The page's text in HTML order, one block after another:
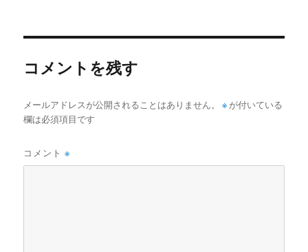
コメントを残す
メールアドレスが公開されることはありません。 ※ が付いている
欄は必須項目です
コメント※